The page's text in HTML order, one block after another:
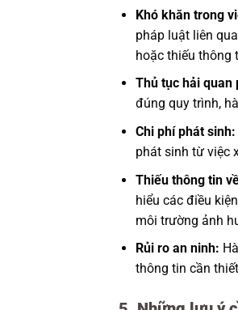
Khó khăn trong
pháp luật liên
hoặc thiếu thông
Thủ tục hải quan
đúng quy trình,
Chi phí phát sinh:
phát sinh từ việc
Thiếu thông tin
hiểu các điều
môi trường ảnh
Rủi ro an ninh:
thông tin cần